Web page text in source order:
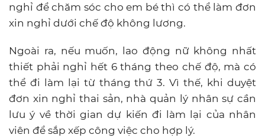
nghỉ để chăm sóc cho em bé thì có thể làm đơn
xin nghỉ dưới chế độ không lương.
Ngoài ra, nếu muốn, lao động nữ không nhất
thiết phải nghỉ hết 6 tháng theo chế độ, mà có
thể đi làm lại từ tháng thứ 3. Vì thế, khi duyệt
đơn xin nghỉ thai sản, nhà quản lý nhân sự cần
lưu ý về thời gian dự kiến đi làm lại của nhân
viên để sắp xếp công việc cho hợp lý.